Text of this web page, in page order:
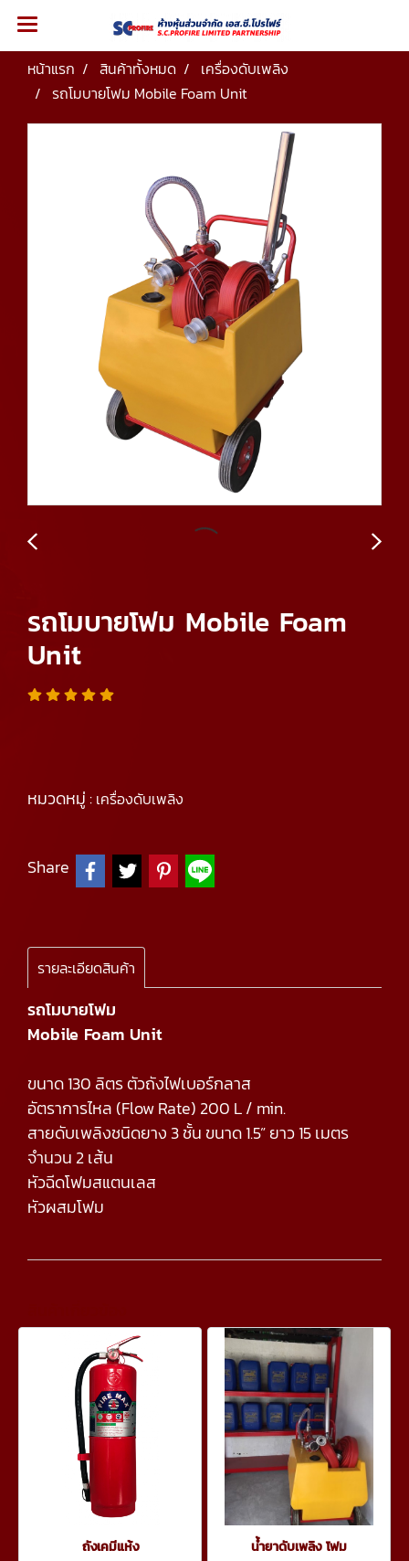
หน้าแรก สินค้าทั้งหมด
เครื่องดับเพลิง
รถโมบายโฟม Mobile Foam Unit
รถโมบายโฟม Mobile Foam
Unit
หมวดหมู่ : เครื่องดับเพลิง
Share
รายละเอียดสินค้า
รถโมบายโฟม
Mobile Foam Unit
ขนาด 130 ลิตร ตัวถังไฟเบอร์กลาส
อัตราการไหล (Flow Rate) 200 L / min.
สายดับเพลิงชนิดยาง 3 ชั้น ขนาด 1.5” ยาว 15 เมตร
จำนวน 2 เส้น
หัวฉีดโฟมสแตนเลส
หัวผสมโฟม
ถังเคมีแห้ง น้ำยาดับเพลิง โฟม